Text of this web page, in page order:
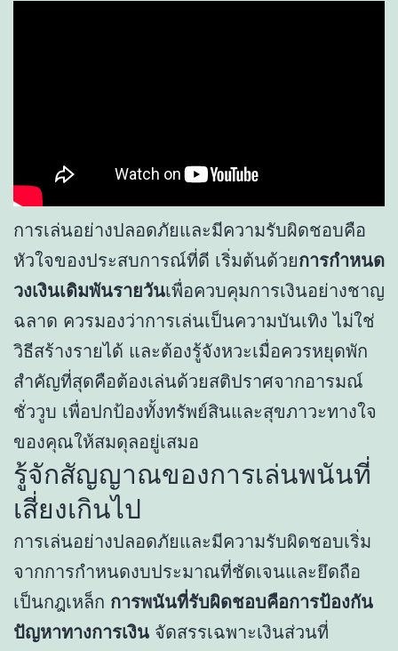
การเล่นอย่างปลอดภัยและมีความรับผิดชอบคือ
หัวใจของประสบการณ์ที่ดี เริ่มต้นด้วยการกำหนด
วงเงินเดิมพันรายวันเพื่อควบคุมการเงินอย่างชาญ
ฉลาด ควรมองว่าการเล่นเป็นความบันเทิง ไม่ใช่
วิธีสร้างรายได้ และต้องรู้จังหวะเมื่อควรหยุดพัก
สำคัญที่สุดคือต้องเล่นด้วยสติปราศจากอารมณ์
ชั่ววูบ เพื่อปกป้องทั้งทรัพย์สินและสุขภาวะทางใจ
ของคุณให้สมดุลอยู่เสมอ
รู้จักสัญญาณของการเล่นพนันที่
เสี่ยงเกินไป
การเล่นอย่างปลอดภัยและมีความรับผิดชอบเริ่ม
จากการกำหนดงบประมาณที่ชัดเจนและยึดถือ
เป็นกฎเหล็ก การพนันที่รับผิดชอบคือการป้องกัน
ปัญหาทางการเงิน จัดสรรเฉพาะเงินส่วนที่